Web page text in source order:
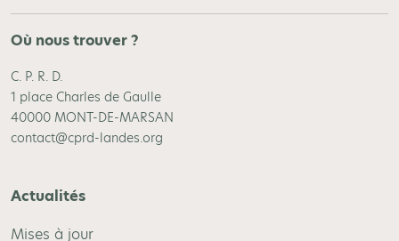
Où nous trouver ?
C. P. R. D.
1 place Charles de Gaulle
40000 MONT-DE-MARSAN
contact@cprd-landes.org
Actualités
Mises à jour